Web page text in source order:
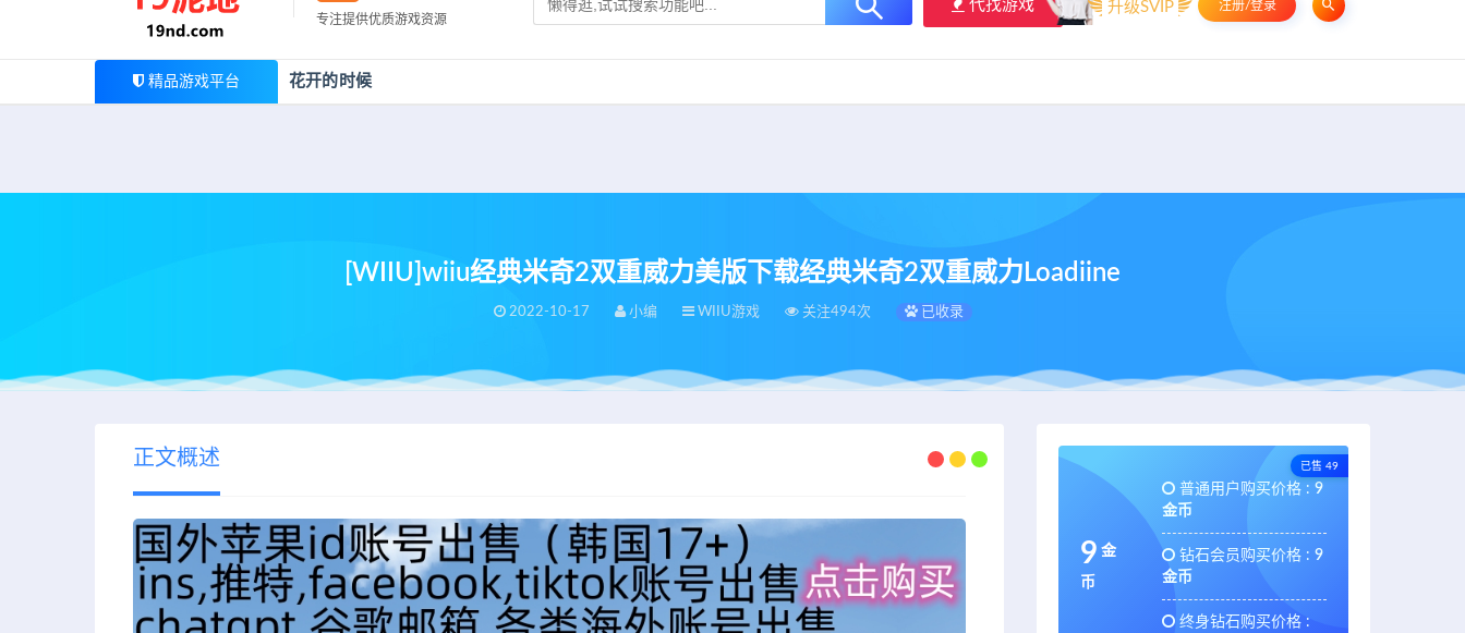
欢迎您光临19泥地，本站一家大型游戏资源整合站，为广大用户提供最新、最优质的资源下载！ 热门标签 资源专题 资源存档
专注提供优质游戏资源
代找游戏 升级SVIP 注册/登录
精品游戏平台 花开的时候
[WIIU]wiiu经典米奇2双重威力美版下载经典米奇2双重威力Loadiine
2022-10-17 小编 WIIU游戏 关注494次 已收录
正文概述 已售 49
9 金
币
普通用户购买价格 : 9
金币
钻石会员购买价格 : 9
金币
终身钻石购买价格 :